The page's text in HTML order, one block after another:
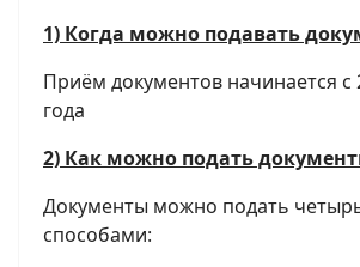
1) Когда можно подавать
Приём документов начинается с
года
2) Как можно подать
Документы можно подать
способами: